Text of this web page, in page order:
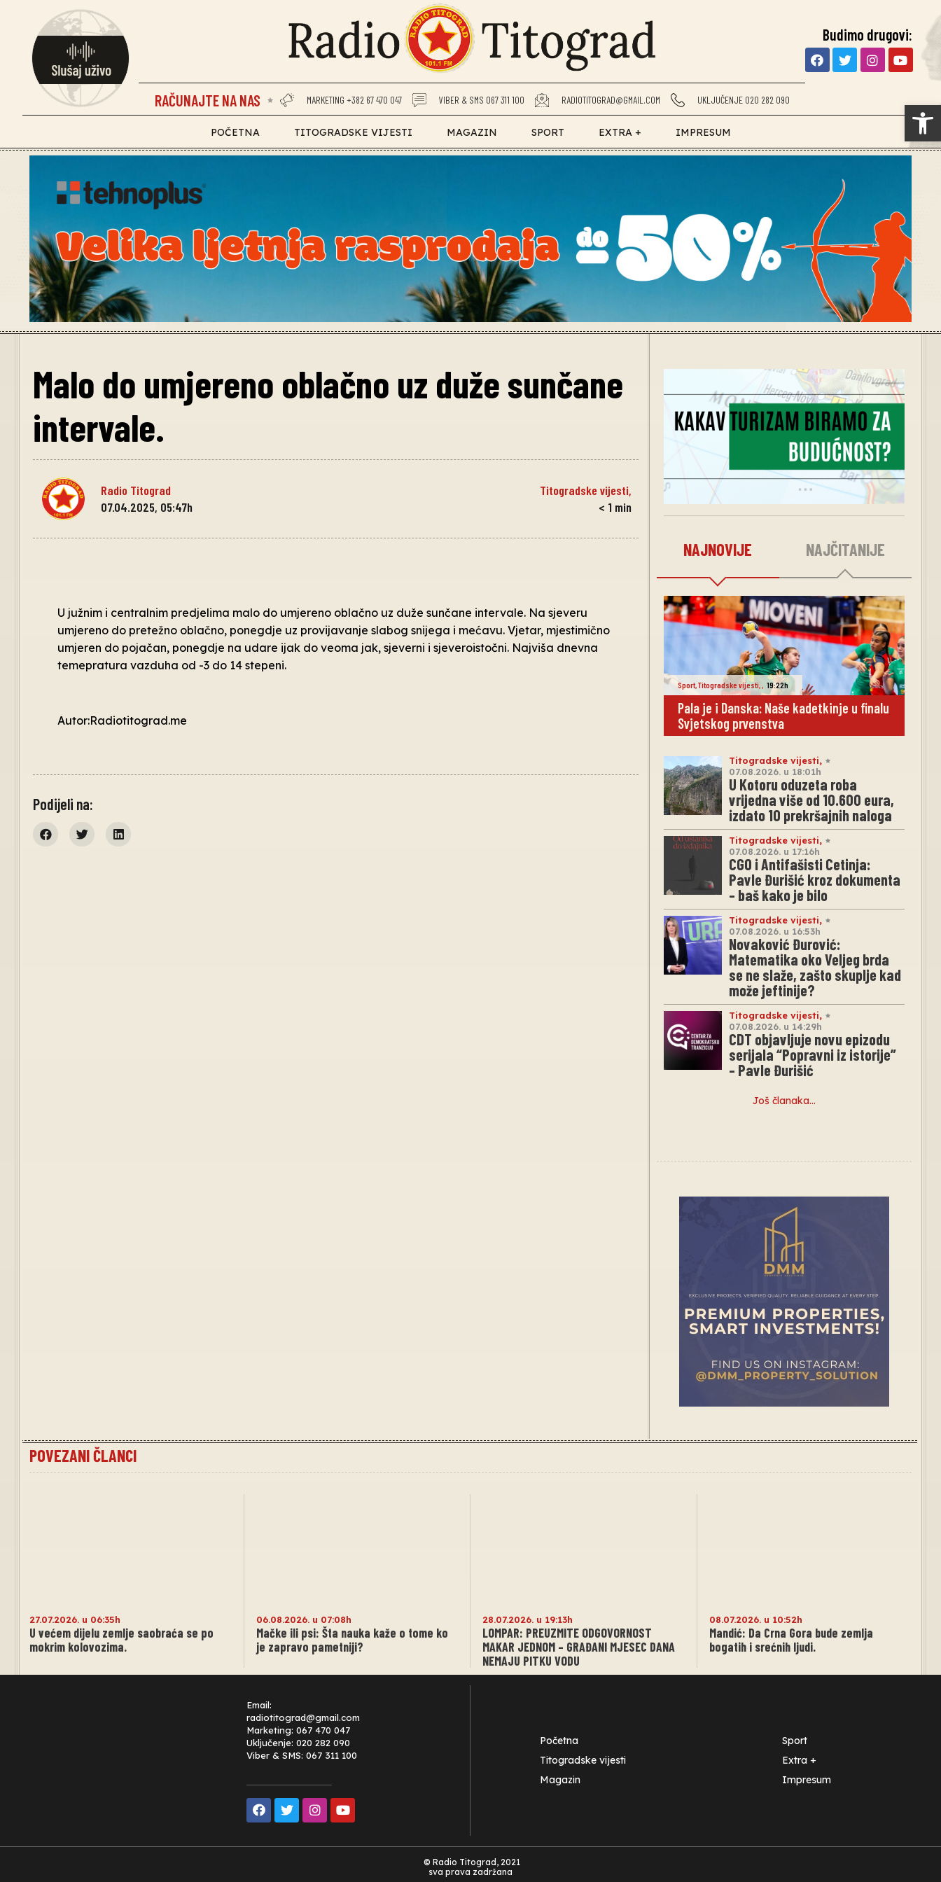
RAČUNAJTE NA NAS MARKETING +382 67 470 047 VIBER & SMS 067 311 100 RADIOTITOGRAD@GMAIL.COM UKLJUČENJE 020 282 090
Budimo drugovi:
POČETNA TITOGRADSKE VIJESTI MAGAZIN SPORT EXTRA + IMPRESUM
Malo do umjereno oblačno uz duže sunčane
intervale.
Radio Titograd Titogradske vijesti,
07.04.2025, 05:47h
< 1 min
U južnim i centralnim predjelima malo do umjereno oblačno uz duže sunčane intervale. Na sjeveru
umjereno do pretežno oblačno, ponegdje uz provijavanje slabog snijega i mećavu. Vjetar, mjestimično
umjeren do pojačan, ponegdje na udare ijak do veoma jak, sjeverni i sjeveroistočni. Najviša dnevna
temepratura vazduha od -3 do 14 stepeni.
Autor:Radiotitograd.me
Podijeli na:
NAJNOVIJE NAJČITANIJE
Sport,Titogradske vijesti,, 19:22h
Pala je i Danska: Naše kadetkinje u finalu
Svjetskog prvenstva
Titogradske vijesti,
07.08.2026. u 18:01h
U Kotoru oduzeta roba
vrijedna više od 10.600 eura,
izdato 10 prekršajnih naloga
Titogradske vijesti,
07.08.2026. u 17:16h
CGO i Antifašisti Cetinja:
Pavle Đurišić kroz dokumenta
– baš kako je bilo
Titogradske vijesti,
07.08.2026. u 16:53h
Novaković Đurović:
Matematika oko Veljeg brda
se ne slaže, zašto skuplje kad
može jeftinije?
Titogradske vijesti,
07.08.2026. u 14:29h
CDT objavljuje novu epizodu
serijala “Popravni iz istorije”
– Pavle Đurišić
Još članaka…
POVEZANI ČLANCI
27.07.2026. u 06:35h
U većem dijelu zemlje saobraća se po
mokrim kolovozima.
06.08.2026. u 07:08h
Mačke ili psi: Šta nauka kaže o tome ko
je zapravo pametniji?
28.07.2026. u 19:13h
LOMPAR: PREUZMITE ODGOVORNOST
MAKAR JEDNOM – GRAĐANI MJESEC DANA
NEMAJU PITKU VODU
08.07.2026. u 10:52h
Mandić: Da Crna Gora bude zemlja
bogatih i srećnih ljudi.
Email:
radiotitograd@gmail.com
Marketing: 067 470 047
Uključenje: 020 282 090
Viber & SMS: 067 311 100
Početna
Titogradske vijesti
Magazin
Sport
Extra +
Impresum
© Radio Titograd, 2021
sva prava zadržana